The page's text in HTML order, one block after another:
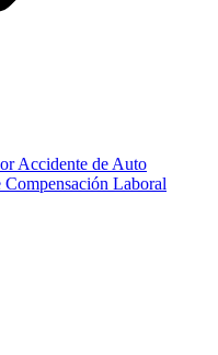
Accidente de Auto
Compensación Laboral